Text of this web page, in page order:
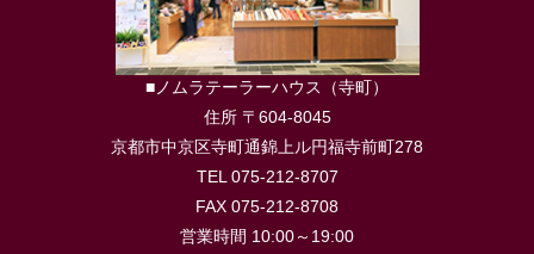
■ノムラテーラーハウス（寺町）
住所 〒604-8045
京都市中京区寺町通錦上ル円福寺前町278
TEL 075-212-8707
FAX 075-212-8708
営業時間 10:00～19:00